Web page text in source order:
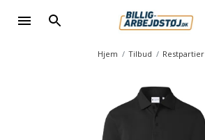
Hjem Tilbud Restpartier